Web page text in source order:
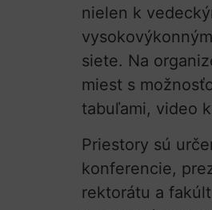
nielen k
siete. Na
miest s
tabuľami, video
Priestory sú
konferencie,
rektorátu a